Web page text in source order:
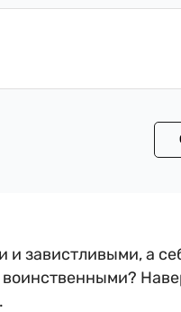
и завистливыми, а